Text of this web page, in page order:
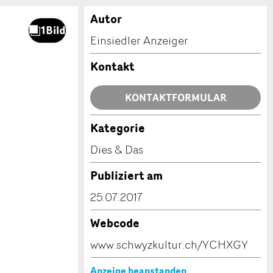
Autor
Einsiedler Anzeiger
Kontakt
KONTAKTFORMULAR
Kategorie
Dies & Das
Publiziert am
25.07.2017
Webcode
www.schwyzkultur.ch/YCHXGY